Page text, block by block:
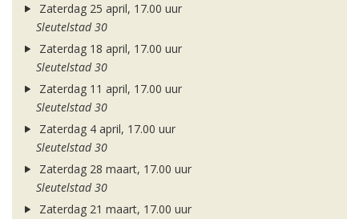
Zaterdag 25 april, 17.00 uur
Sleutelstad 30
Zaterdag 18 april, 17.00 uur
Sleutelstad 30
Zaterdag 11 april, 17.00 uur
Sleutelstad 30
Zaterdag 4 april, 17.00 uur
Sleutelstad 30
Zaterdag 28 maart, 17.00 uur
Sleutelstad 30
Zaterdag 21 maart, 17.00 uur